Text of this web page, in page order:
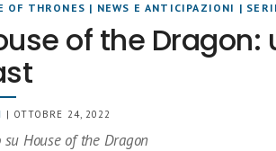
OF THRONES | NEWS E ANTICIPAZIONI |
of the
| OTTOBRE 24, 2022
su House of the Dragon